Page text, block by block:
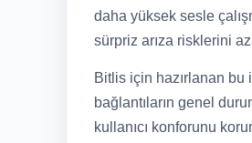
daha yüksek sesle
sürpriz arıza risklerini
Bitlis için hazırlanan bu
bağlantıların genel
kullanıcı konforunu